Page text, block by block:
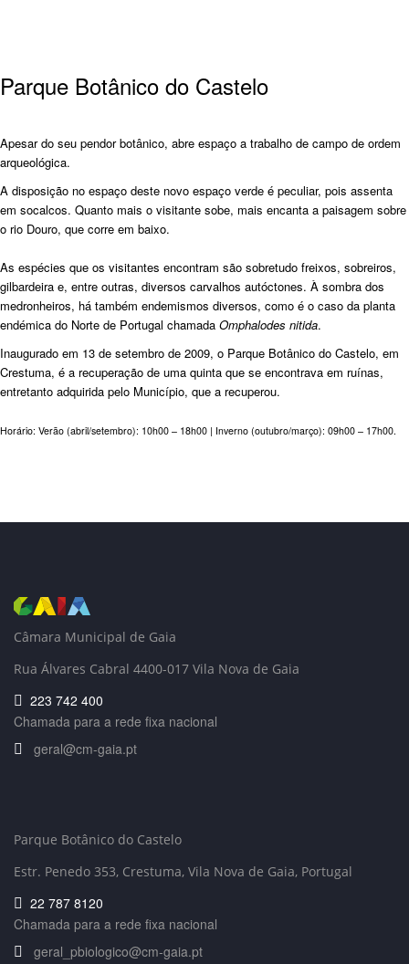
Parque Botânico do Castelo
Apesar do seu pendor botânico, abre espaço a trabalho de campo de ordem
arqueológica.
A disposição no espaço deste novo espaço verde é peculiar, pois assenta
em socalcos. Quanto mais o visitante sobe, mais encanta a paisagem sobre
o rio Douro, que corre em baixo.
As espécies que os visitantes encontram são sobretudo freixos, sobreiros,
gilbardeira e, entre outras, diversos carvalhos autóctones. À sombra dos
medronheiros, há também endemismos diversos, como é o caso da planta
endémica do Norte de Portugal chamada Omphalodes nitida.
Inaugurado em 13 de setembro de 2009, o Parque Botânico do Castelo, em
Crestuma, é a recuperação de uma quinta que se encontrava em ruínas,
entretanto adquirida pelo Município, que a recuperou.
Horário: Verão (abril/setembro): 10h00 – 18h00 | Inverno (outubro/março): 09h00 – 17h00.
Câmara Municipal de Gaia
Rua Álvares Cabral 4400-017 Vila Nova de Gaia
223 742 400
Chamada para a rede fixa nacional
geral@cm-gaia.pt
Parque Botânico do Castelo
Estr. Penedo 353, Crestuma, Vila Nova de Gaia, Portugal
22 787 8120
Chamada para a rede fixa nacional
geral_pbiologico@cm-gaia.pt